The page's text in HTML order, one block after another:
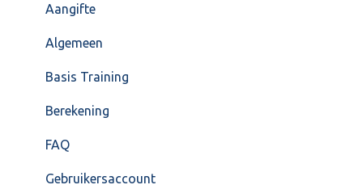
Overig
VoorraadService & Onderhoud
Inrichting
Jaarafsluiting
Salarisberekening
Overig
FAQ – Beëindiging CASH Lonen en overstap naar
Aangifte
Algemeen
Basis Training
Berekening
FAQ
Gebruikersaccount